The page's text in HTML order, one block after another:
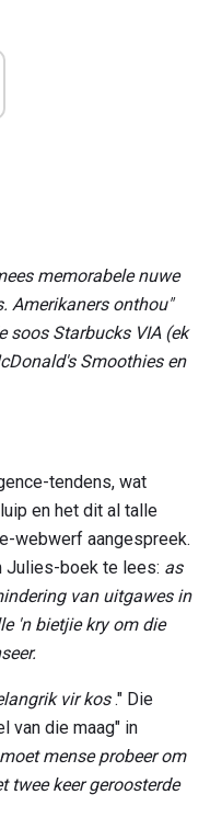
memorabele nuwe
Amerikaners onthou"
soos Starbucks VIA (ek
Smoothies en
tendens, wat
en het dit al talle
webwerf aangespreek.
Julies-boek te lees: as
van uitgawes in
'n bietjie kry om die
vir kos." Die
van die maag" in
mense probeer om
twee keer geroosterde